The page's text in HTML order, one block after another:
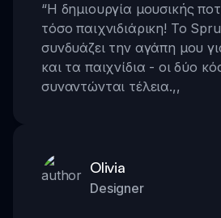
“Η δημιουργία μουσικής
τόσο παιχνιδιάρικη! Το
συνδυάζει την αγάπη μου
και τα παιχνίδια - οι δύο
συναντώνται τέλεια.,,
Olivia
Designer